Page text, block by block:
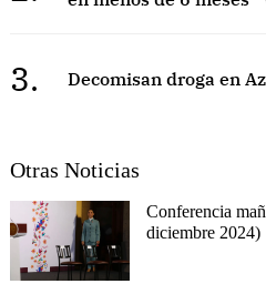
3. Decomisan droga en
Otras Noticias
Conferencia
diciembre 2024)